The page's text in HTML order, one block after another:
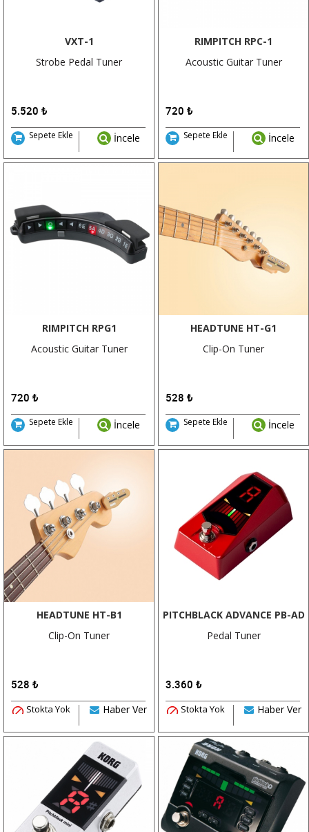
VXT-1
Strobe Pedal Tuner
5.520 ₺
Sepete Ekle İncele
RIMPITCH RPC-1
Acoustic Guitar Tuner
720 ₺
Sepete Ekle İncele
RIMPITCH RPG1
Acoustic Guitar Tuner
720 ₺
Sepete Ekle İncele
HEADTUNE HT-G1
Clip-On Tuner
528 ₺
Sepete Ekle İncele
HEADTUNE HT-B1
Clip-On Tuner
528 ₺
Stokta Yok
Haber Ver
PITCHBLACK ADVANCE PB-AD
Pedal Tuner
3.360 ₺
Stokta Yok
Haber Ver